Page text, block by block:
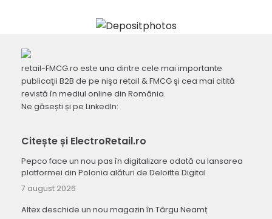
retail-FMCG.ro este una dintre cele mai importante
publicaţii B2B de pe nişa retail & FMCG şi cea mai citită
revistă în mediul online din România.
Ne găsești și pe LinkedIn:
Citește și ElectroRetail.ro
Pepco face un nou pas în digitalizare odată cu lansarea
platformei din Polonia alături de Deloitte Digital
7 august 2026
Altex deschide un nou magazin în Târgu Neamț